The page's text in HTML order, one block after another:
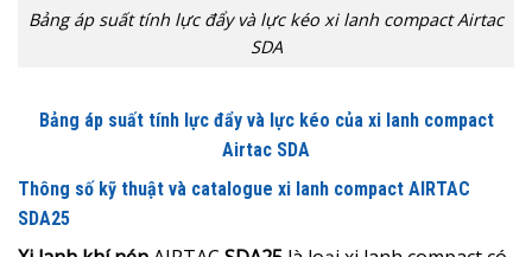
Bảng áp suất tính lực đẩy và lực kéo xi lanh compact Airtac
SDA
Bảng áp suất tính lực đẩy và lực kéo của xi lanh compact
Airtac SDA
Thông số kỹ thuật và catalogue xi lanh compact AIRTAC
SDA25